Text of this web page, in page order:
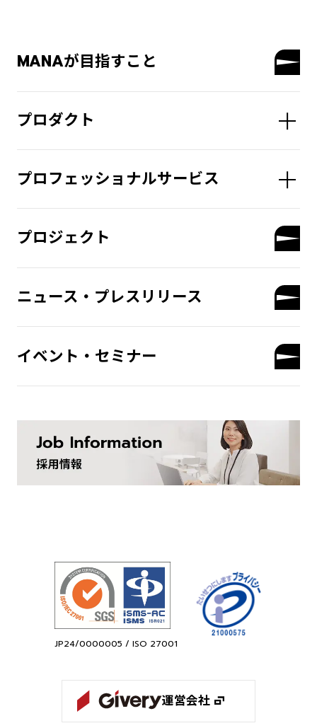
MANAが目指すこと
プロダクト
プロフェッショナルサービス
プロジェクト
ニュース・プレスリリース
イベント・セミナー
JP24/0000005 / ISO 27001
運営会社